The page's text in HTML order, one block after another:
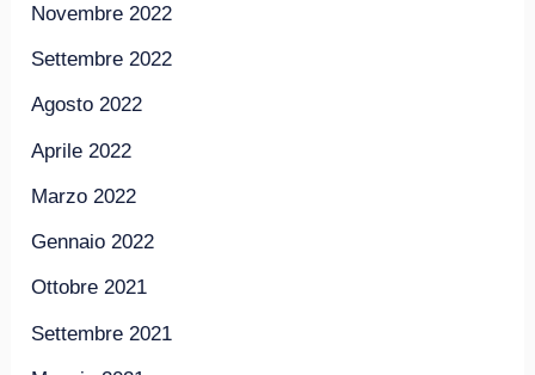
Novembre 2022
Settembre 2022
Agosto 2022
Aprile 2022
Marzo 2022
Gennaio 2022
Ottobre 2021
Settembre 2021